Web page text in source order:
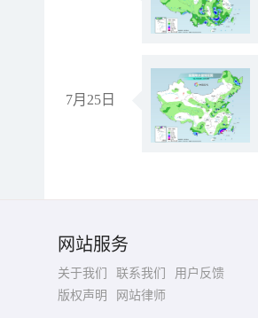
7月25日
网站服务
关于我们 联系我们
用户反馈
版权声明
网站律师